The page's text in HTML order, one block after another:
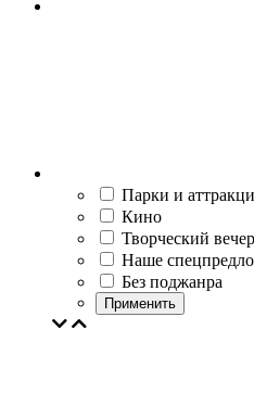
Парки и
Кино
Творческий вечер
Наше
Без поджанра
Применить